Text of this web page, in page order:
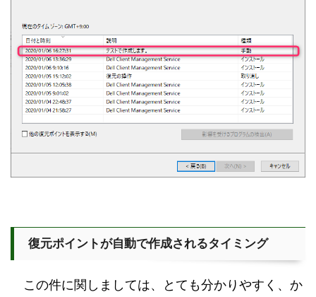
復元ポイントが自動で作成されるタイミング
この件に関しましては、とても分かりやすく、か